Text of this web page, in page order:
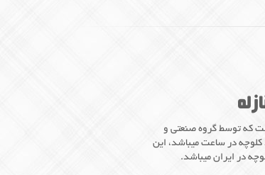
که توسط گروه صنعتی و
ساخته شده و میزان تولید آن 12000 عدد کلوچه در ساعت میباشد، این
در ایران میباشد.